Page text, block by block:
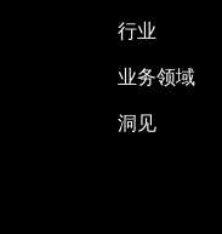
行业
业务领域
洞见